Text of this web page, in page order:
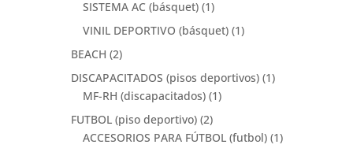
SISTEMA AC (básquet) (1)
VINIL DEPORTIVO (básquet) (1)
BEACH (2)
DISCAPACITADOS (pisos deportivos) (1)
MF-RH (discapacitados) (1)
FUTBOL (piso deportivo) (2)
ACCESORIOS PARA FÚTBOL (futbol) (1)